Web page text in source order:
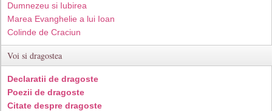
Dumnezeu si Iubirea
Marea Evanghelie a lui Ioan
Colinde de Craciun
Voi si dragostea
Declaratii de dragoste
Poezii de dragoste
Citate despre dragoste